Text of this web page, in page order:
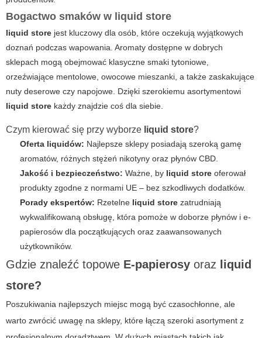
Bogactwo smaków w liquid store
liquid store jest kluczowy dla osób, które oczekują wyjątkowych
doznań podczas wapowania. Aromaty dostępne w dobrych
sklepach mogą obejmować klasyczne smaki tytoniowe,
orzeźwiające mentolowe, owocowe mieszanki, a także zaskakujące
nuty deserowe czy napojowe. Dzięki szerokiemu asortymentowi
liquid store każdy znajdzie coś dla siebie.
Czym kierować się przy wyborze liquid store?
Oferta liquidów: Najlepsze sklepy posiadają szeroką gamę
aromatów, różnych stężeń nikotyny oraz płynów CBD.
Jakość i bezpieczeństwo: Ważne, by liquid store oferował
produkty zgodne z normami UE – bez szkodliwych dodatków.
Porady ekspertów: Rzetelne liquid store zatrudniają
wykwalifikowaną obsługę, która pomoże w doborze płynów i e-
papierosów dla początkujących oraz zaawansowanych
użytkowników.
Gdzie znaleźć topowe E-papierosy oraz
liquid
store?
Poszukiwania najlepszych miejsc mogą być czasochłonne, ale
warto zwrócić uwagę na sklepy, które łączą szeroki asortyment z